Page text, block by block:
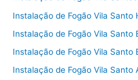
Instalação de Fogão Vila Santo
Instalação de Fogão Vila Santo
Instalação de Fogão Vila Santo
Instalação de Fogão Vila Santo